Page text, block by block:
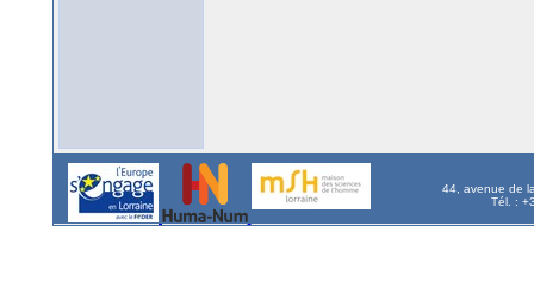
44, avenue de
Tél. :